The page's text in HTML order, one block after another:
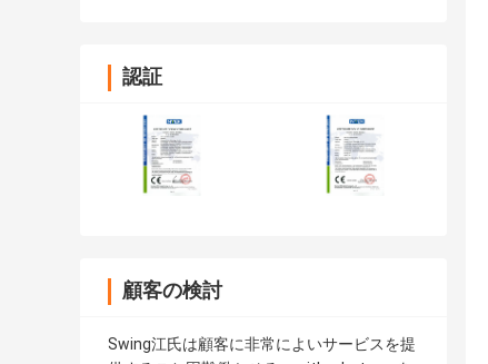
認証
顧客の検討
Swing江氏は顧客に非常によいサービスを提